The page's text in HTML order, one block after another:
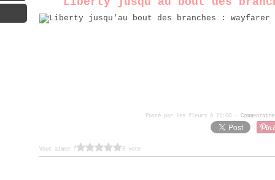
Posté par les fleurs à 21:00 -
Vous aimez ? 0 vote